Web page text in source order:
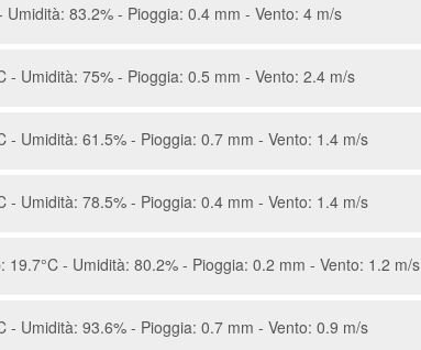
Umidità: 83.2% - Pioggia: 0.4 mm - Vento: 4 m/s
- Umidità: 75% - Pioggia: 0.5 mm - Vento: 2.4 m/s
- Umidità: 61.5% - Pioggia: 0.7 mm - Vento: 1.4 m/s
- Umidità: 78.5% - Pioggia: 0.4 mm - Vento: 1.4 m/s
19.7°C - Umidità: 80.2% - Pioggia: 0.2 mm - Vento: 1.2 m/s
- Umidità: 93.6% - Pioggia: 0.7 mm - Vento: 0.9 m/s